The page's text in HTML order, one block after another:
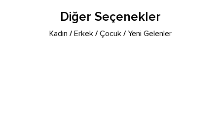
Diğer Seçenekler
Kadın /Erkek /Çocuk /Yeni Gelenler